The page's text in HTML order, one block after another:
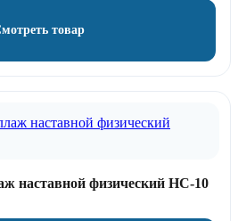
товар
наставной физический НС-10